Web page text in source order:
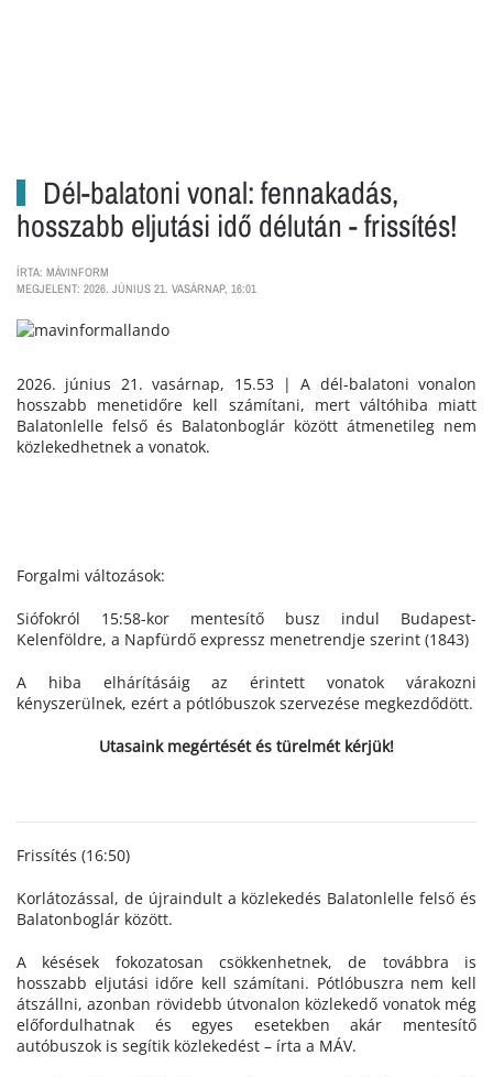
Dél-balatoni vonal: fennakadás,
hosszabb eljutási idő délután - frissítés!
ÍRTA: MÁVINFORM
MEGJELENT: 2026. JÚNIUS 21. VASÁRNAP, 16:01
2026. június 21. vasárnap, 15.53 | A dél-balatoni vonalon
hosszabb menetidőre kell számítani, mert váltóhiba miatt
Balatonlelle felső és Balatonboglár között átmenetileg nem
közlekedhetnek a vonatok.
Forgalmi változások:
Siófokról 15:58-kor mentesítő busz indul Budapest-
Kelenföldre, a Napfürdő expressz menetrendje szerint (1843)
A hiba elhárításáig az érintett vonatok várakozni
kényszerülnek, ezért a pótlóbuszok szervezése megkezdődött.
Utasaink megértését és türelmét kérjük!
Frissítés (16:50)
Korlátozással, de újraindult a közlekedés Balatonlelle felső és
Balatonboglár között.
A késések fokozatosan csökkenhetnek, de továbbra is
hosszabb eljutási időre kell számítani. Pótlóbuszra nem kell
átszállni, azonban rövidebb útvonalon közlekedő vonatok még
előfordulhatnak és egyes esetekben akár mentesítő
autóbuszok is segítik közlekedést – írta a MÁV.